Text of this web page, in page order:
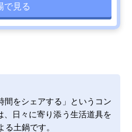
で見る
間をシェアする」というコン
、日々に寄り添う生活道具を
土鍋です。